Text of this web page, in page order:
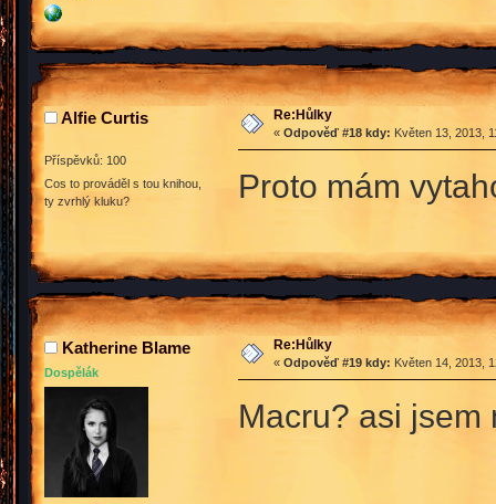
Alfie Curtis
Příspěvků: 100
Cos to prováděl s tou knihou,
ty zvrhlý kluku?
Re:Hůlky
« Odpověď #18 kdy: Květen 13, 2013,
Proto mám
Katherine Blame
Dospělák
Re:Hůlky
« Odpověď #19 kdy: Květen 14, 2013,
Macru? asi